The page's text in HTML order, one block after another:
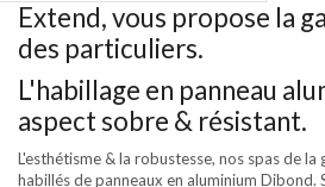
Extend, vous propose la
des particuliers.
L'habillage en panneau
aspect sobre & résistant.
L'esthétisme & la robustesse, nos spas de la
habillés de panneaux en aluminium Dibond.